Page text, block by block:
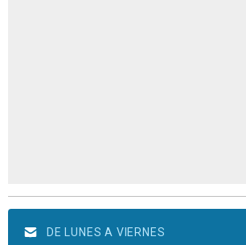
DE LUNES A VIERNES